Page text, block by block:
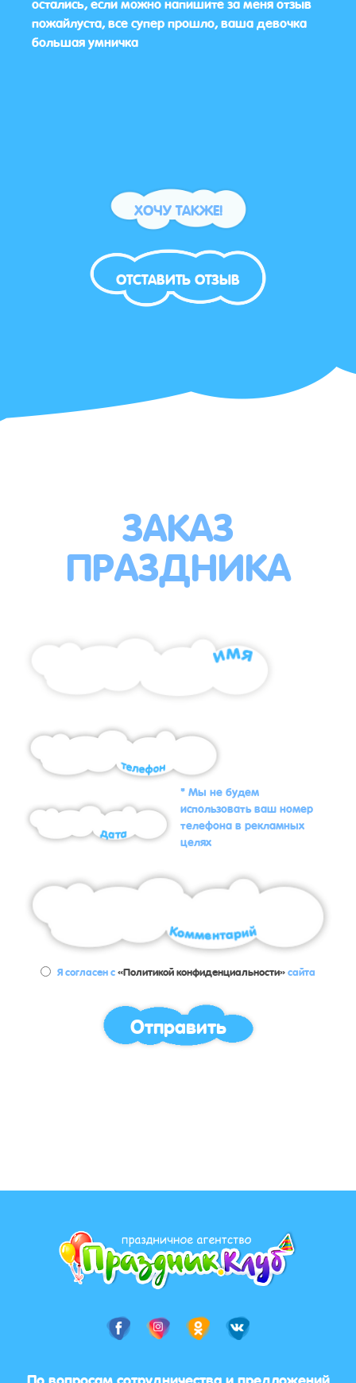
пожайлуста, все супер прошло, ваша девочка
большая умничка
ХОЧУ ТАКЖЕ!
ОТСТАВИТЬ ОТЗЫВ
ЗАКАЗ
ПРАЗДНИКА
* Мы не будем
использовать ваш номер
телефона в рекламных
целях
Я согласен с«Политикой конфиденциальности»сайта
Отправить